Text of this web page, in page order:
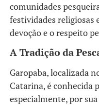
comunidades
festividades religiosas
devoção e o respeito
A Tradição da
Garopaba, localizada
Catarina, é conhecida
especialmente, por